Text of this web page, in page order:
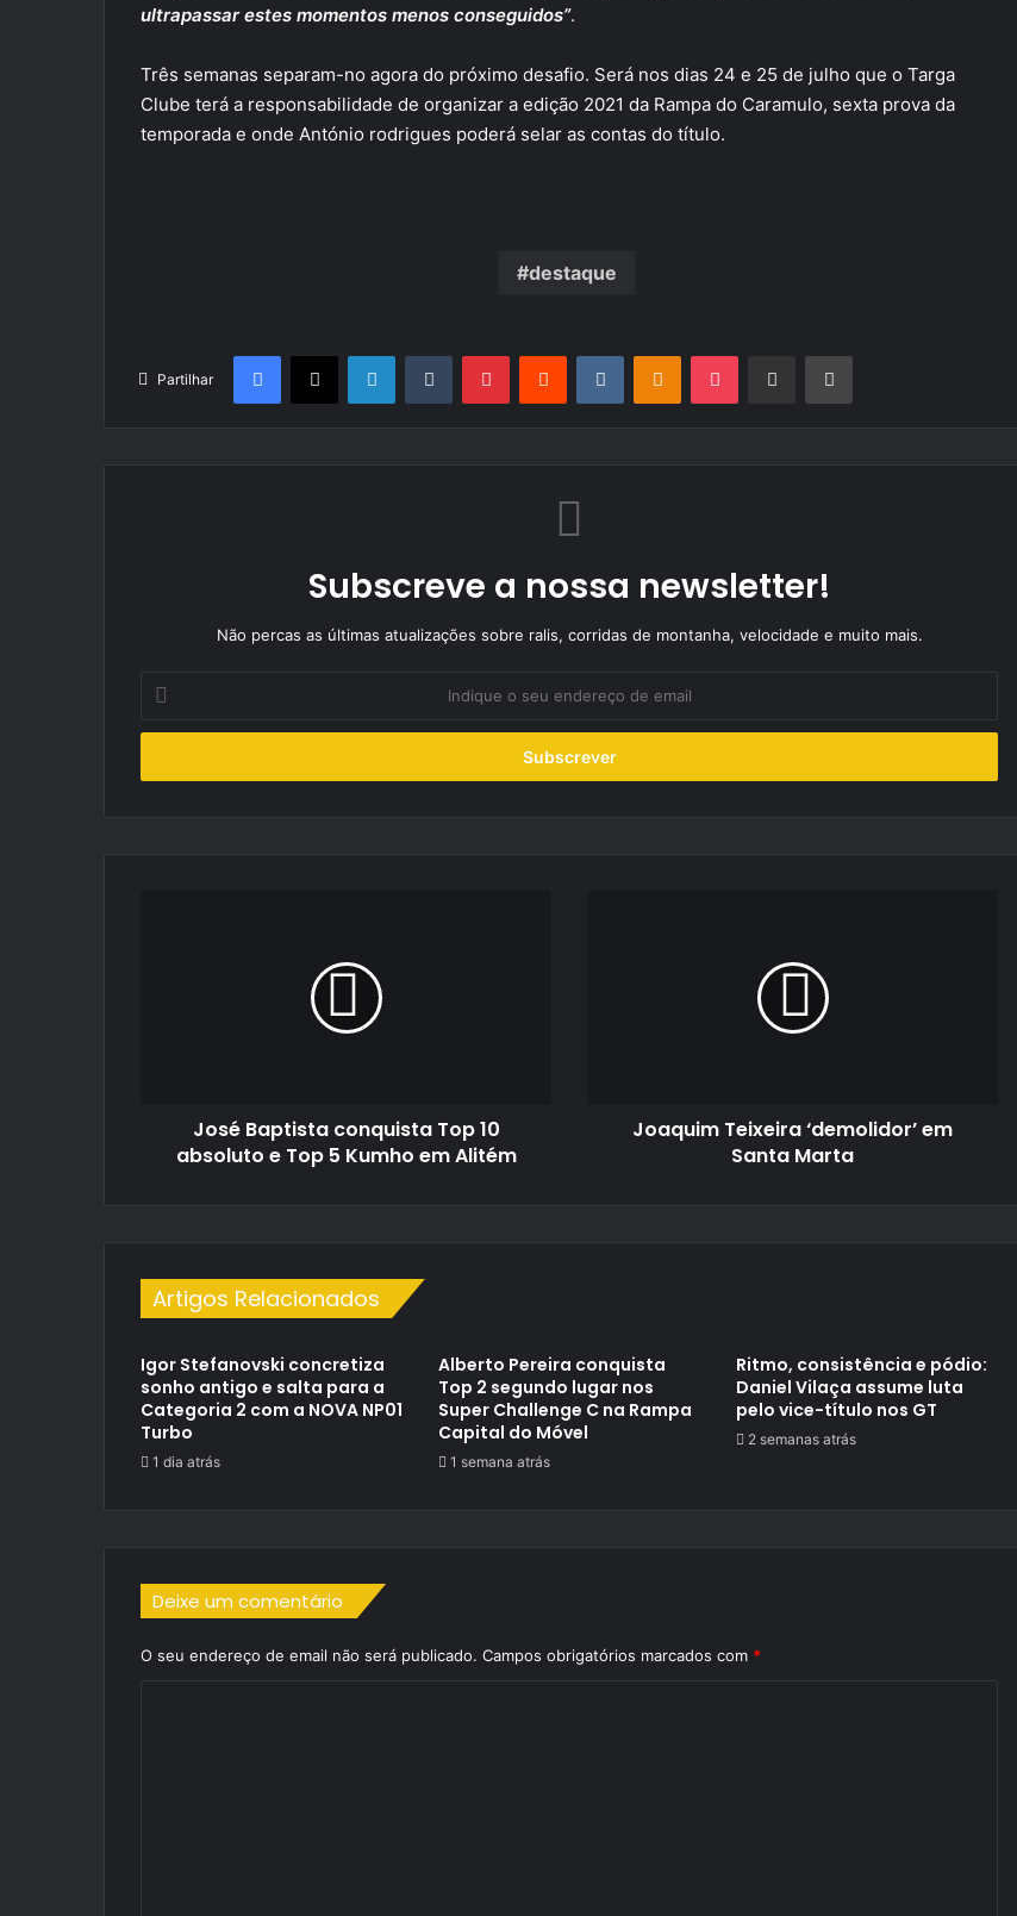
ultrapassar estes momentos menos conseguidos”.
Três semanas separam-no agora do próximo desafio. Será nos dias 24 e 25 de julho que o Targa
Clube terá a responsabilidade de organizar a edição 2021 da Rampa do Caramulo, sexta prova da
temporada e onde António rodrigues poderá selar as contas do título.
destaque
Partilhar
Facebook
X LinkedInTumblr PinterestReddit VKontakteOdnoklassniki
Pocket Partilhar Via Email Imprimir
Subscreve a nossa newsletter!
Não percas as últimas atualizações sobre ralis, corridas de montanha, velocidade e muito mais.
Indique
seu
de
José Baptista conquista Top 10
absoluto e Top 5 Kumho em Alitém
Joaquim Teixeira ‘demolidor’ em
Santa Marta
Artigos Relacionados
Igor Stefanovski concretiza
sonho antigo e salta para a
Categoria 2 com a NOVA NP01
Turbo
1 dia atrás
Alberto Pereira conquista
Top 2 segundo lugar nos
Super Challenge C na Rampa
Capital do Móvel
1 semana atrás
Ritmo, consistência e pódio:
Daniel Vilaça assume luta
pelo vice-título nos GT
2 semanas atrás
Deixe um comentário
O seu endereço de email não será publicado. Campos obrigatórios marcados com *